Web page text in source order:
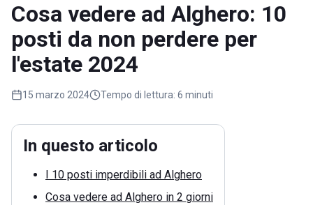
Cosa vedere ad Alghero: 10
posti da non perdere per
l'estate 2024
15 marzo 2024 Tempo di lettura: 6 minuti
In questo articolo
I 10 posti imperdibili ad Alghero
Cosa vedere ad Alghero in 2 giorni